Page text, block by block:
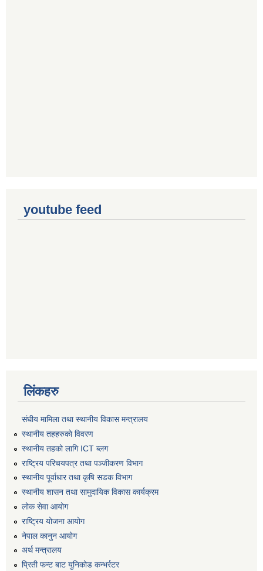
youtube feed
लिंकहरु
संघीय मामिला तथा स्थानीय विकास मन्त्रालय
स्थानीय तहहरुकाे विवरण
स्थानीय तहको लागि ICT ब्लग
राष्‍ट्रिय परिचयपत्र तथा पञ्‍जीकरण विभाग
स्थानीय पूर्वाधार तथा कृषि सडक विभाग
स्थानीय शासन तथा सामुदायिक विकास कार्यक्रम
लोक सेवा आयोग
राष्ट्रिय योजना आयोग
नेपाल कानुन आयोग
अर्थ मन्त्रालय
प्रिती फन्ट बाट युनिकोड कन्भर्रटर